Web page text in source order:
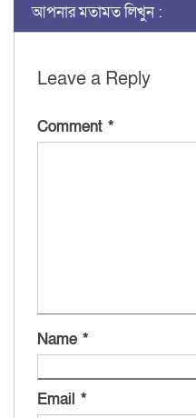
আপনার মতামত লিখুন :
Leave a Reply
Comment *
Name *
Email *